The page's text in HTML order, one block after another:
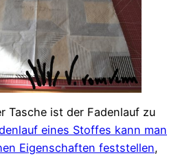
Tasche ist der Fadenlauf zu
eines Stoffes kann man
Eigenschaften feststellen,